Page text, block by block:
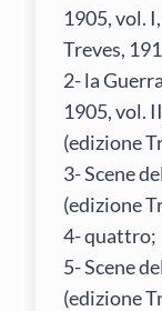
1905, vol. I,
Treves,
2- la
1905, vol.
(edizione
3- Scene
(edizione
4- quattro;
5- Scene
(edizione